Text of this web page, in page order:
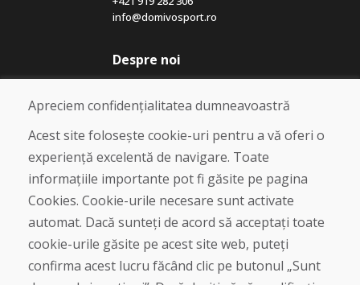
info@domivosport.ro
Despre noi
Blog
Despre noi
Magazin
Contact
Cumpărare
Magazin online
Livrare și plată
Plângere
Retur și schimb de mărfuri
Protecția datelor cu caracter personal
Apreciem confidențialitatea dumneavoastră
Acest site folosește cookie-uri pentru a vă oferi o
experiență excelentă de navigare. Toate
informațiile importante pot fi găsite pe pagina
Cookies. Cookie-urile necesare sunt activate
automat. Dacă sunteți de acord să acceptați toate
cookie-urile găsite pe acest site web, puteți
confirma acest lucru făcând clic pe butonul „Sunt